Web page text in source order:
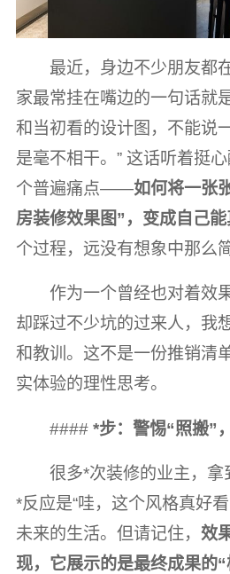
最近，身边不少朋友都
家最常挂在嘴边的一句话就
和当初看的设计图，不能说
是毫不相干。” 这话听着挺
个普遍痛点——如何将一张
房装修效果图”，变成自己能
个过程，远没有想象中那么
作为一个曾经也对着效
却踩过不少坑的过来人，我
和教训。这不是一份推销清
实体验的理性思考。
####*步：警惕“照搬”
很多*次装修的业主，拿
*反应是“哇，这个风格真好
未来的生活。但请记住， 效
现，它展示的是最终成果的